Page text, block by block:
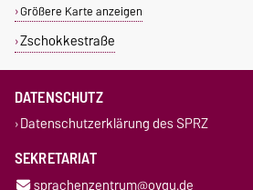
Größere Karte anzeigen
Zschokkestraße
DATENSCHUTZ
Datenschutzerklärung des SPRZ
SEKRETARIAT
sprachenzentrum@ovgu.de